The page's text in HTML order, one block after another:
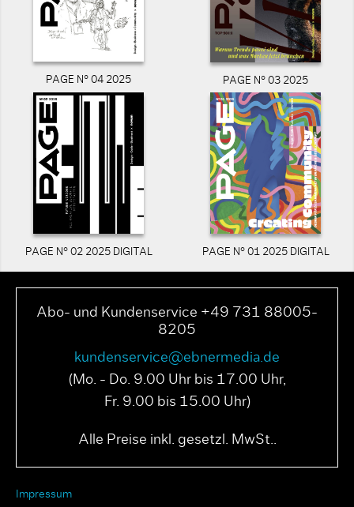
PAGE N° 04 2025 PAGE N° 03 2025
PAGE N° 02 2025 DIGITAL PAGE N° 01 2025 DIGITAL
Abo- und Kundenservice +49 731 88005-
8205
kundenservice@ebnermedia.de
(Mo. - Do. 9.00 Uhr bis 17.00 Uhr,
Fr. 9.00 bis 15.00 Uhr)
Alle Preise inkl. gesetzl. MwSt..
Impressum